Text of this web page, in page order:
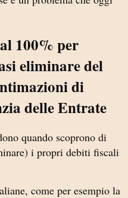
100% per
eliminare del
di
delle Entrate
quando scoprono di
i propri debiti fiscali
come per esempio la